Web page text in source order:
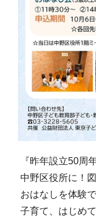
『昨年設立50周
中野区役所に！
おはなしを体験
子育て、はじめ